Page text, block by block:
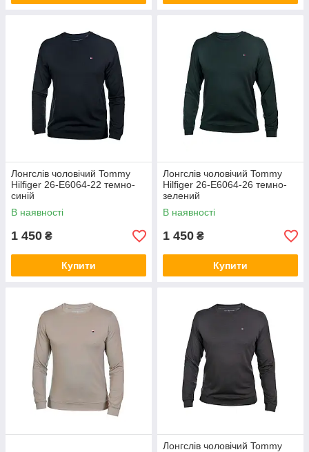
Лонгслів чоловічий Tommy
Hilfiger 26-E6064-22 темно-
синій
В наявності
1 450 ₴
Купити
Лонгслів чоловічий Tommy
Hilfiger 26-E6064-26 темно-
зелений
В наявності
1 450 ₴
Купити
Лонгслів чоловічий Tommy